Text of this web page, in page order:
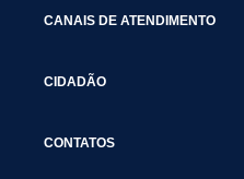
CANAIS DE ATENDIMENTO
CIDADÃO
CONTATOS